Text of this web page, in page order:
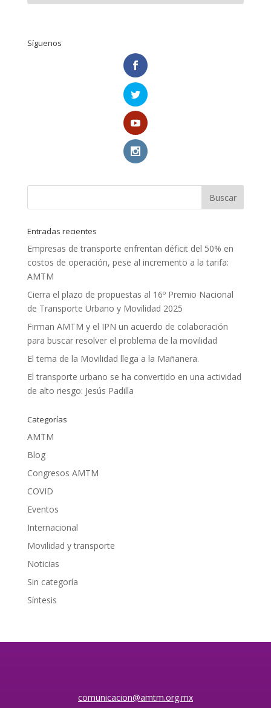
Síguenos
Entradas recientes
Empresas de transporte enfrentan déficit del 50% en
costos de operación, pese al incremento a la tarifa:
AMTM
Cierra el plazo de propuestas al 16º Premio Nacional
de Transporte Urbano y Movilidad 2025
Firman AMTM y el IPN un acuerdo de colaboración
para buscar resolver el problema de la movilidad
El tema de la Movilidad llega a la Mañanera.
El transporte urbano se ha convertido en una actividad
de alto riesgo: Jesús Padilla
Categorías
AMTM
Blog
Congresos AMTM
COVID
Eventos
Internacional
Movilidad y transporte
Noticias
Sin categoría
Síntesis
comunicacion@amtm.org.mx